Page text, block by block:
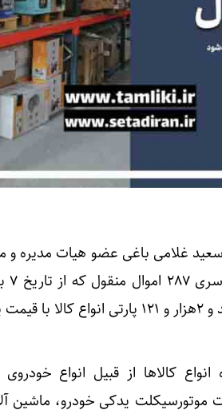
غلامی باغی عضو هیات مدیره و
کالاها از قبیل انواع
موتورسیکلت یدکی خودرو، ماشین